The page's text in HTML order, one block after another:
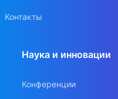
Контакты
Наука и инновации
Конференции